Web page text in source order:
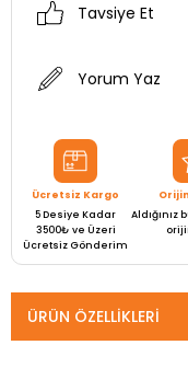
Tavsiye Et
Yorum Yaz
Ücretsiz Kargo
5 Desiye Kadar
3500₺ ve Üzeri
Ücretsiz Gönderim
ÜRÜN ÖZELLIKLERI